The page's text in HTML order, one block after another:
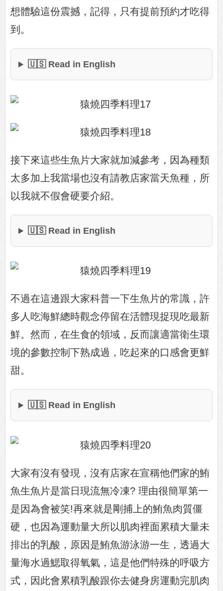
想體驗這份震撼，記得，只有提前預約才吃得
到。
🇺🇸 Read in English
接下來這些生魚片大家就加減參考，因為種類
太多加上我當場也沒有請教店家當天魚種，所
以我就不假會硬要介紹。
🇺🇸 Read in English
不過在這邊跟大家科普一下生魚片的常識，許
多人吃海鮮總時觀念停留在活體現捉現吃最新
鮮。然而，在生食的領域，反而讓適當衛生環
境的參數控制下熟成過，吃起來的口感會更鮮
甜。
🇺🇸 Read in English
大家有沒有發現，沒有店家在宣稱他們家的鮪
魚生魚片是當日現流無冷凍? 理由很簡單第一
是因為會被笑!再來就是剛捕上的鮪魚肉質僵
硬，也因為運動量大所以肌肉裡面累積大量未
排出的乳酸，原因是鮪魚游泳游一生，透過大
量海水過鰓取得氧氣，這是他們特殊的呼吸方
式，因此會累積乳酸跟你去健身房運動完肌肉